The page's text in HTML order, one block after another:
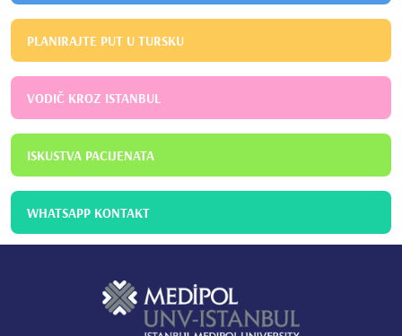
PLANIRAJTE PUT U TURSKU
VODIČ KROZ ISTANBUL
ISKUSTVA PACIJENATA
WHATSAPP KONTAKT